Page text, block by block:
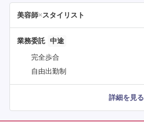
美容師×スタイリスト
業務委託
完全歩合
自由出勤制
詳細を見る